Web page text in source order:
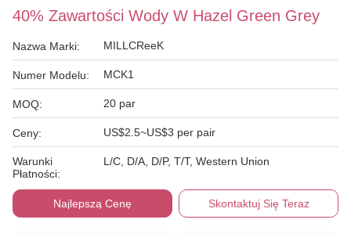
40% Zawartości Wody W Hazel Green Grey
Nazwa Marki: MILLCReeK
Numer Modelu: MCK1
MOQ: 20 par
Ceny: US$2.5~US$3 per pair
Warunki
Płatności:
L/C, D/A, D/P, T/T, Western Union
Najlepszą Cenę Skontaktuj Się Teraz